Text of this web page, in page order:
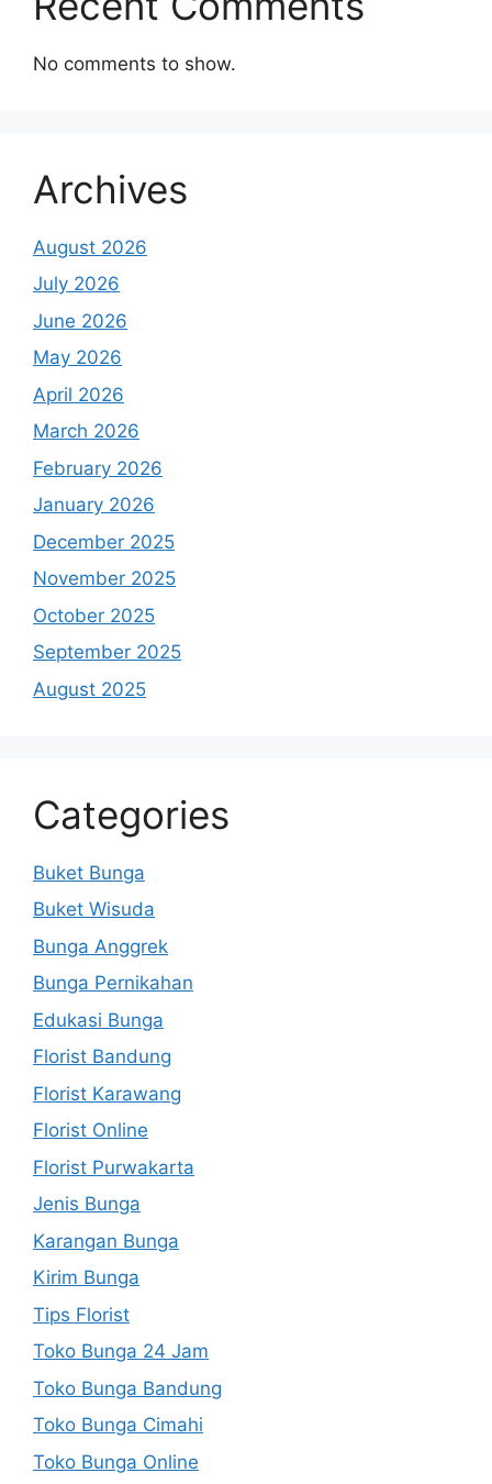
No comments to show.
Archives
August 2026
July 2026
June 2026
May 2026
April 2026
March 2026
February 2026
January 2026
December 2025
November 2025
October 2025
September 2025
August 2025
Categories
Buket Bunga
Buket Wisuda
Bunga Anggrek
Bunga Pernikahan
Edukasi Bunga
Florist Bandung
Florist Karawang
Florist Online
Florist Purwakarta
Jenis Bunga
Karangan Bunga
Kirim Bunga
Tips Florist
Toko Bunga 24 Jam
Toko Bunga Bandung
Toko Bunga Cimahi
Toko Bunga Online